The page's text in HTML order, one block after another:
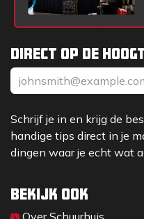
Direct op de
Schrijf je in en krijg de
handige tips direct in je
dingen waar je echt wat
Bekijk ook